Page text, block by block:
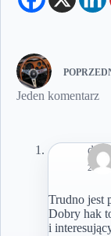
Jeden komentarz
27
Trudno jest
Dobry hak
i